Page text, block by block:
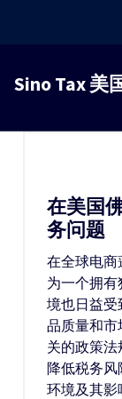
Sino Tax
在美国
务问题
在全球电商
为一个拥
境也日益受
品质量和市
关的政策
降低税务
环境及其影